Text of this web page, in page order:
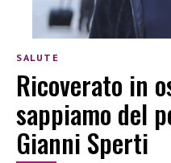
SALUTE
Ricoverato in
sappiamo del
Gianni Sperti